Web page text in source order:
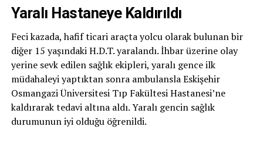
Yaralı Hastaneye Kaldırıldı
Feci kazada, hafif ticari araçta yolcu olarak bulunan bir
diğer 15 yaşındaki H.D.T. yaralandı. İhbar üzerine olay
yerine sevk edilen sağlık ekipleri, yaralı gence ilk
müdahaleyi yaptıktan sonra ambulansla Eskişehir
Osmangazi Üniversitesi Tıp Fakültesi Hastanesi’ne
kaldırarak tedavi altına aldı. Yaralı gencin sağlık
durumunun iyi olduğu öğrenildi.